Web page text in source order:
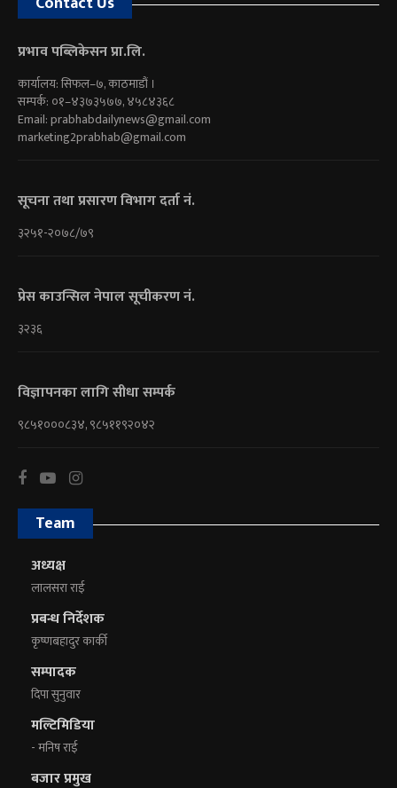
प्रभाव पब्लिकेसन प्रा.लि.
कार्यालय: सिफल–७, काठमाडौं ।
सम्पर्क: ०१–४३७३५७७, ४५८४३६८
Email:prabhabdailynews@gmail.com
marketing2prabhab@gmail.com
सूचना तथा प्रसारण विभाग दर्ता नं.
३२५१-२०७८/७९
प्रेस काउन्सिल नेपाल सूचीकरण नं.
३२३६
विज्ञापनका लागि सीधा सम्पर्क
९८५१०००८३४, ९८५११९२०४२
Team
अध्यक्ष
लालसरा राई
प्रबन्ध निर्देशक
कृष्णबहादुर कार्की
सम्पादक
दिपा सुनुवार
मल्टिमिडिया
- मनिष राई
बजार प्रमुख